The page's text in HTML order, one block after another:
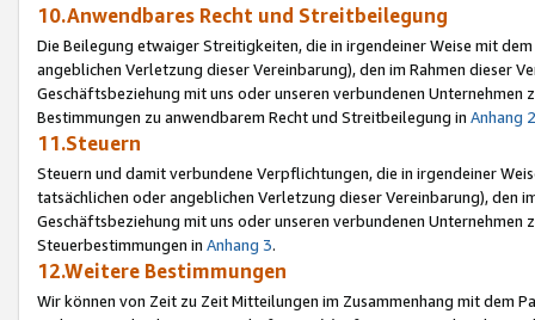
10.Anwendbares Recht und Streitbeilegung
Die Beilegung etwaiger Streitigkeiten, die in irgendeiner Weise mit
angeblichen Verletzung dieser Vereinbarung), den im Rahmen dieser
Geschäftsbeziehung mit uns oder unseren verbundenen
Bestimmungen zu anwendbarem Recht und Streitbeilegung in Anhang 2
11.Steuern
Steuern und damit verbundene Verpflichtungen, die in irgendeiner
tatsächlichen oder angeblichen Verletzung dieser Vereinbarung), den
Geschäftsbeziehung mit uns oder unseren verbundenen
Steuerbestimmungen in Anhang 3.
12.Weitere Bestimmungen
Wir können von Zeit zu Zeit Mitteilungen im Zusammenhang mit dem